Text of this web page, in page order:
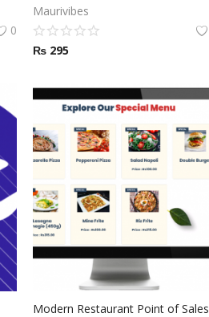
0
Maurivibes
₨295
Modern Restaurant Point of Sales